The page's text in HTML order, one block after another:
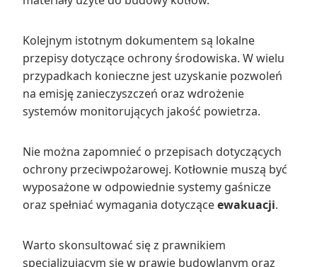
Kolejnym istotnym dokumentem są lokalne
przepisy dotyczące ochrony środowiska. W wielu
przypadkach konieczne jest uzyskanie pozwoleń
na emisję zanieczyszczeń oraz wdrożenie
systemów monitorujących jakość powietrza.
Nie można zapomnieć o przepisach dotyczących
ochrony przeciwpożarowej. Kotłownie muszą być
wyposażone w odpowiednie systemy gaśnicze
oraz spełniać wymagania dotycząceewakuacji.
Warto skonsultować się z prawnikiem
specjalizującym się w prawie budowlanym oraz